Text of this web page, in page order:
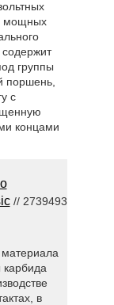
мощных
содержит
группы
поршень,
с
концами
// 2739493
материала
в